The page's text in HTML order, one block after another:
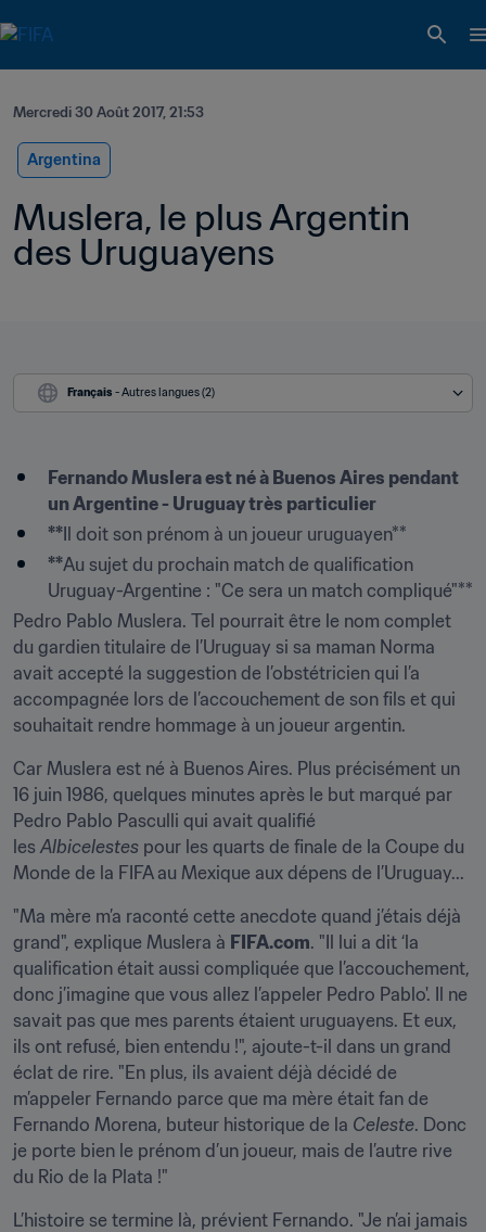
Mercredi 30 Août 2017, 21:53
Argentina
Muslera, le plus Argentin
des Uruguayens
Français - Autres langues (2)
Fernando Muslera est né à Buenos Aires pendant
un Argentine - Uruguay très particulier
** Il doit son prénom à un joueur uruguayen**
**Au sujet du prochain match de qualification
Uruguay-Argentine : "Ce sera un match compliqué"**
Pedro Pablo Muslera. Tel pourrait être le nom complet
du gardien titulaire de l’Uruguay si sa maman Norma
avait accepté la suggestion de l’obstétricien qui l’a
accompagnée lors de l’accouchement de son fils et qui
souhaitait rendre hommage à un joueur argentin.
Car Muslera est né à Buenos Aires. Plus précisément un
16 juin 1986, quelques minutes après le but marqué par
Pedro Pablo Pasculli qui avait qualifié
les Albicelestes pour les quarts de finale de la Coupe du
Monde de la FIFA au Mexique aux dépens de l’Uruguay...
"Ma mère m’a raconté cette anecdote quand j’étais déjà
grand", explique Muslera à FIFA.com. "Il lui a dit ‘la
qualification était aussi compliquée que l’accouchement,
donc j’imagine que vous allez l’appeler Pedro Pablo'. Il ne
savait pas que mes parents étaient uruguayens. Et eux,
ils ont refusé, bien entendu !", ajoute-t-il dans un grand
éclat de rire. "En plus, ils avaient déjà décidé de
m’appeler Fernando parce que ma mère était fan de
Fernando Morena, buteur historique de la Celeste. Donc
je porte bien le prénom d’un joueur, mais de l’autre rive
du Rio de la Plata !"
L’histoire se termine là, prévient Fernando. "Je n’ai jamais